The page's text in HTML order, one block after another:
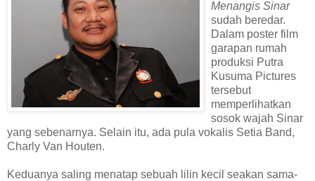
Menangis Sinar
sudah beredar.
Dalam poster film
garapan rumah
produksi Putra
Kusuma Pictures
tersebut
memperlihatkan
sosok wajah Sinar
yang sebenarnya. Selain itu, ada pula vokalis Setia Band,
Charly Van Houten.
Keduanya saling menatap sebuah lilin kecil seakan sama-